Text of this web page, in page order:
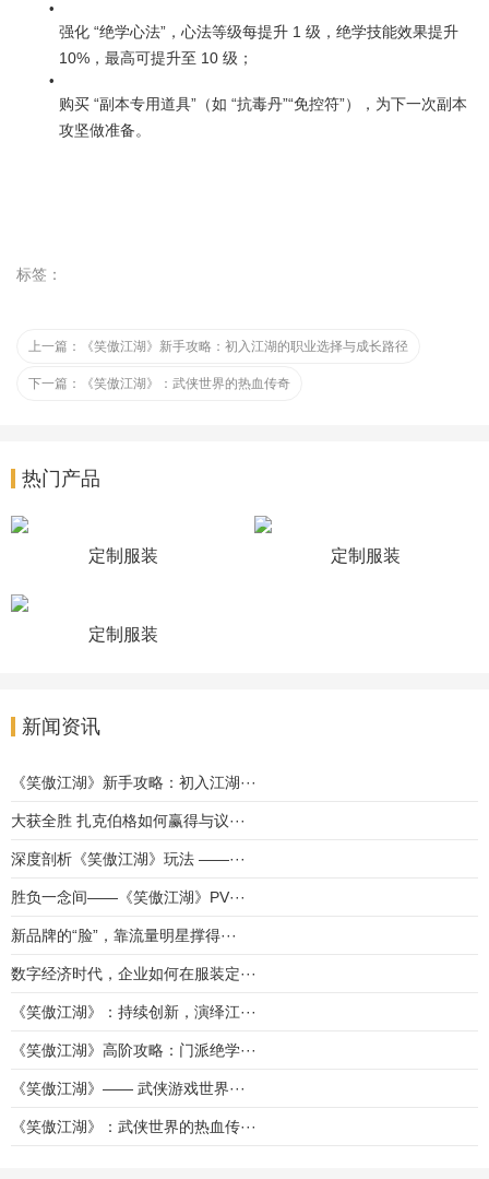
强化 “绝学心法”，心法等级每提升 1 级，绝学技能效果提升
10%，最高可提升至 10 级；
购买 “副本专用道具”（如 “抗毒丹”“免控符”），为下一次副本
攻坚做准备。
标签：
上一篇： 《笑傲江湖》新手攻略：初入江湖的职业选择与成长路径
下一篇： 《笑傲江湖》：武侠世界的热血传奇
热门产品
定制服装 定制服装
定制服装
新闻资讯
《笑傲江湖》新手攻略：初入江湖···
大获全胜 扎克伯格如何赢得与议···
深度剖析《笑傲江湖》玩法 ——···
胜负一念间——《笑傲江湖》PV···
新品牌的“脸”，靠流量明星撑得···
数字经济时代，企业如何在服装定···
《笑傲江湖》：持续创新，演绎江···
《笑傲江湖》高阶攻略：门派绝学···
《笑傲江湖》—— 武侠游戏世界···
《笑傲江湖》：武侠世界的热血传···